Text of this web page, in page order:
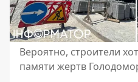
Вероятно, строители
памяти жертв